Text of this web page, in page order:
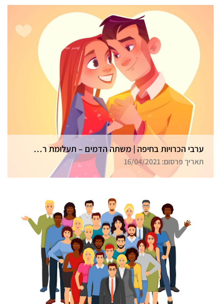
ערבי הכרויות בחיפה | משתה הדמים – תעלומת רצח בכל הארץ
תאריך פרסום: 16/04/2021